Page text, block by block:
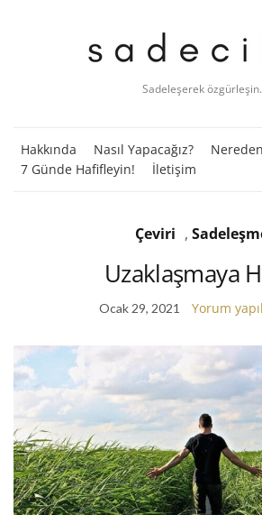
Sadeleşerek özgürleşin.
Hakkında Nasıl Yapacağız?
7 Günde Hafifleyin!
İletişim
Çeviri ,
Uzaklaşmaya
Ocak 29, 2021 Yorum